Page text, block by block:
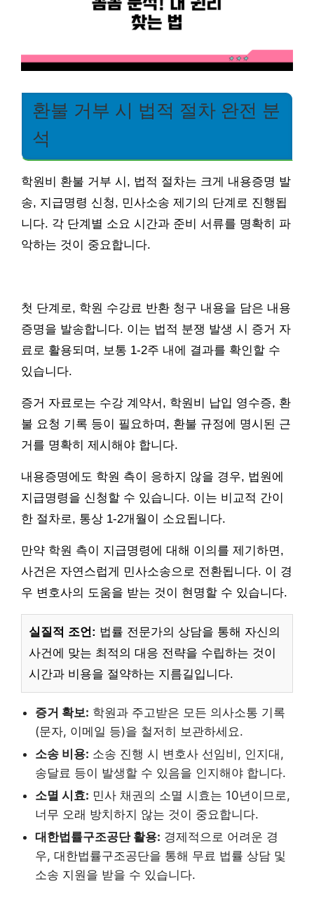
환불 거부 시 법적 절차 완전 분
석
학원비 환불 거부 시, 법적 절차는 크게 내용증명 발
송, 지급명령 신청, 민사소송 제기의 단계로 진행됩
니다. 각 단계별 소요 시간과 준비 서류를 명확히 파
악하는 것이 중요합니다.
첫 단계로, 학원 수강료 반환 청구 내용을 담은 내용
증명을 발송합니다. 이는 법적 분쟁 발생 시 증거 자
료로 활용되며, 보통 1-2주 내에 결과를 확인할 수
있습니다.
증거 자료로는 수강 계약서, 학원비 납입 영수증, 환
불 요청 기록 등이 필요하며, 환불 규정에 명시된 근
거를 명확히 제시해야 합니다.
내용증명에도 학원 측이 응하지 않을 경우, 법원에
지급명령을 신청할 수 있습니다. 이는 비교적 간이
한 절차로, 통상 1-2개월이 소요됩니다.
만약 학원 측이 지급명령에 대해 이의를 제기하면,
사건은 자연스럽게 민사소송으로 전환됩니다. 이 경
우 변호사의 도움을 받는 것이 현명할 수 있습니다.
실질적 조언: 법률 전문가의 상담을 통해 자신의
사건에 맞는 최적의 대응 전략을 수립하는 것이
시간과 비용을 절약하는 지름길입니다.
증거 확보: 학원과 주고받은 모든 의사소통 기록
(문자, 이메일 등)을 철저히 보관하세요.
소송 비용: 소송 진행 시 변호사 선임비, 인지대,
송달료 등이 발생할 수 있음을 인지해야 합니다.
소멸 시효: 민사 채권의 소멸 시효는 10년이므로,
너무 오래 방치하지 않는 것이 중요합니다.
대한법률구조공단 활용: 경제적으로 어려운 경
우, 대한법률구조공단을 통해 무료 법률 상담 및
소송 지원을 받을 수 있습니다.